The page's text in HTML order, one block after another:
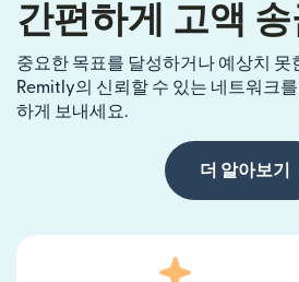
간편하게 고액 송
중요한 목표를 달성하거나 예상치 못
Remitly의 신뢰할 수 있는 네트워크
하게 보내세요.
더 알아보기